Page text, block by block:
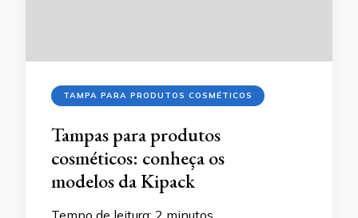
TAMPA PARA PRODUTOS COSMÉTICOS
Tampas para produtos
cosméticos: conheça os
modelos da Kipack